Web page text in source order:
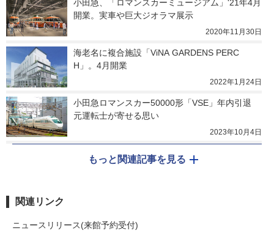
小田急、「ロマンスカーミュージアム」'21年4月
開業。実車や巨大ジオラマ展示
2020年11月30日
海老名に複合施設「ViNA GARDENS PERC
H」。4月開業
2022年1月24日
小田急ロマンスカー50000形「VSE」年内引退
元運転士が寄せる思い
2023年10月4日
もっと関連記事を見る
関連リンク
ニュースリリース(来館予約受付)